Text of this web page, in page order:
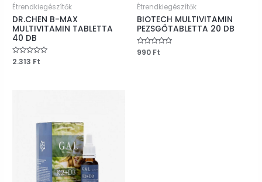
Étrendkiegészítők
DR.CHEN B-MAX
MULTIVITAMIN TABLETTA
40 DB
Értékelés:
0
2.313 Ft
Étrendkiegészítők
BIOTECH MULTIVITAMIN
PEZSGŐTABLETTA 20 DB
Értékelés:
0
990 Ft